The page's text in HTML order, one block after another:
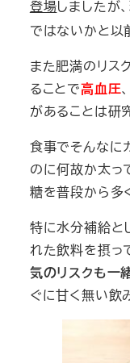
登場しましたが
ではないかと以
また肥満のリス
ることで高血圧、
があることは研
食事でそんなに
のに何故か太っ
糖を普段から多
特に水分補給と
れた飲料を摂っ
気のリスクも一
ぐに甘く無い飲